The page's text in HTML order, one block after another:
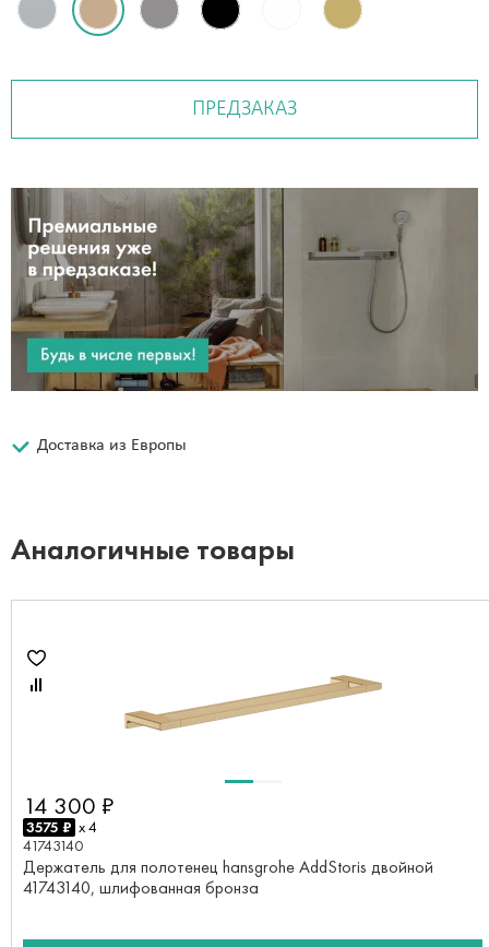
ПРЕДЗАКАЗ
Доставка из Европы
Аналогичные товары
14 300 ₽
3575 ₽ x 4
41743140
Держатель для полотенец hansgrohe AddStoris двойной
41743140, шлифованная бронза